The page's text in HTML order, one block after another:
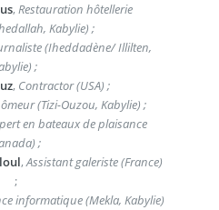
, Restauration hôtellerie
Kabylie) ;
(Iheddadène/ Illilten,
;
, Contractor (USA) ;
(Tizi-Ouzou, Kabylie) ;
en bateaux de plaisance
;
,Assistant galeriste (France)
;
informatique (Mekla, Kabylie)